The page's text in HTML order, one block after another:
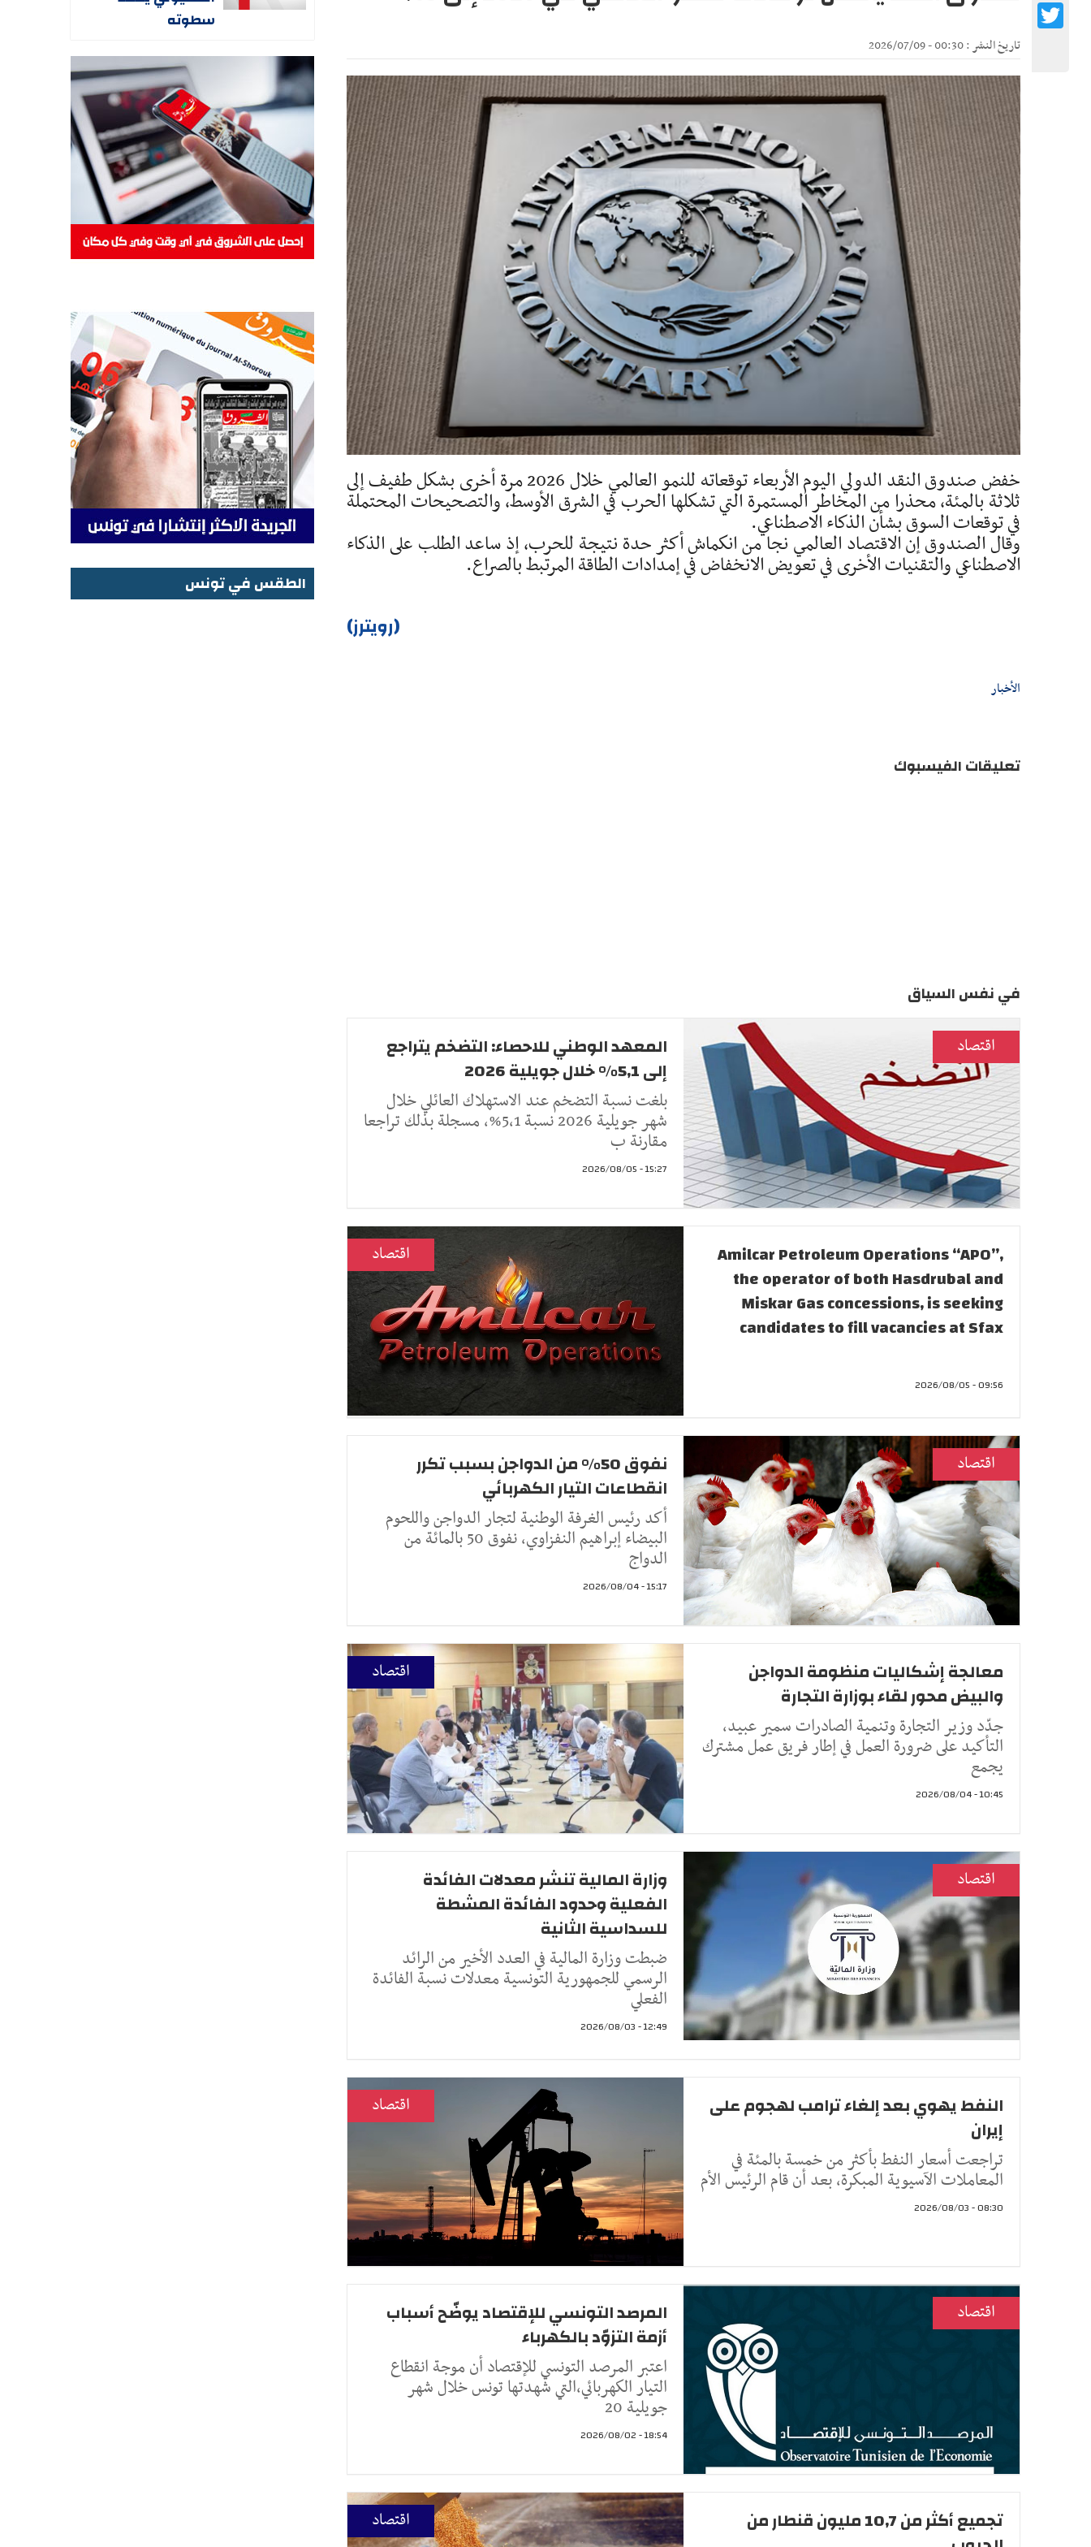
تاريخ النشر : 00:30 - 2026/07/09
خفض صندوق النقد الدولي اليوم الأربعاء توقعاته للنمو العالمي خلال 2026 مرة أخرى بشكل طفيف إلى
ثلاثة بالمئة، محذرا من المخاطر المستمرة التي تشكلها الحرب في الشرق الأوسط، والتصحيحات المحتملة
في توقعات السوق بشأن الذكاء ​الاصطناعي.
وقال الصندوق إن الاقتصاد العالمي نجا من انكماش أكثر حدة نتيجة للحرب، إذ ساعد الطلب على الذكاء
الاصطناعي والتقنيات ‌الأخرى في تعويض الانخفاض في إمدادات الطاقة المرتبط بالصراع.
(رويترز)
الأخبار
Twitter
تعليقات الفيسبوك
في نفس السياق
اقتصاد
المعهد الوطني للاحصاء: التضخم يتراجع
إلى 5,1% خلال جويلية 2026
بلغت نسبة التضخم عند الاستهلاك العائلي خلال
شهر جويلية 2026 نسبة 5,1%، مسجلة بذلك تراجعا
مقارنة ب
15:27 - 2026/08/05
اقتصاد
Amilcar Petroleum Operations “APO”,
the operator of both Hasdrubal and
Miskar Gas concessions, is seeking
candidates to fill vacancies at Sfax
09:56 - 2026/08/05
اقتصاد
نفوق 50% من الدواجن بسبب تكرر
انقطاعات التيار الكهربائي
أكد رئيس الغرفة الوطنية لتجار الدواجن واللحوم
البيضاء إبراهيم النفزاوي، نفوق 50 بالمائة من
الدواج
15:17 - 2026/08/04
اقتصاد
معالجة إشكاليات منظومة الدواجن
والبيض محور لقاء بوزارة التجارة
جدّد وزير التجارة وتنمية الصادرات سمير عبيد،
التأكيد على ضرورة العمل في إطار فريق عمل مشترك
يجمع
10:45 - 2026/08/04
اقتصاد
وزارة المالية تنشر معدلات الفائدة
الفعلية وحدود الفائدة المشطة
للسداسية الثانية
ضبطت وزارة المالية في العدد الأخير من الرائد
الرسمي للجمهورية التونسية معدلات نسبة الفائدة
الفعلي
12:49 - 2026/08/03
اقتصاد
النفط يهوي بعد إلغاء ترامب لهجوم على
إيران
تراجعت أسعار النفط ​بأكثر من خمسة ‌بالمئة في
المعاملات الآسيوية المبكرة، بعد أن ​قام الرئيس ​الأم
08:30 - 2026/08/03
اقتصاد
المرصد التونسي للإقتصاد يوضّح أسباب
أزمة التزوّد بالكهرباء
اعتبر المرصد التونسي للإقتصاد أن موجة انقطاع
التيار الكهربائي،التي شهدتها تونس خلال شهر
جويلية 20
18:54 - 2026/08/02
اقتصاد
تجميع أكثر من 10,7 مليون قنطار من
سطوته
الطقس في تونس